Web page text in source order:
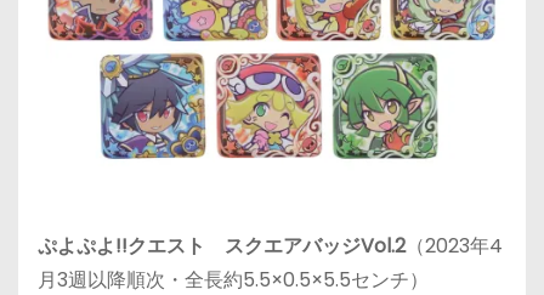
ぷよぷよ!!クエスト スクエアバッジVol.2（2023年4
月3週以降順次・全長約5.5×0.5×5.5センチ）